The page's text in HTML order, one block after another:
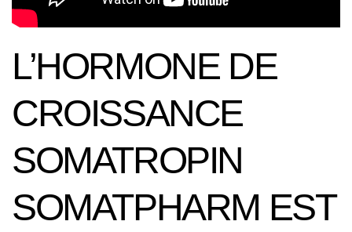
L’HORMONE DE
CROISSANCE
SOMATROPIN
SOMATPHARM EST